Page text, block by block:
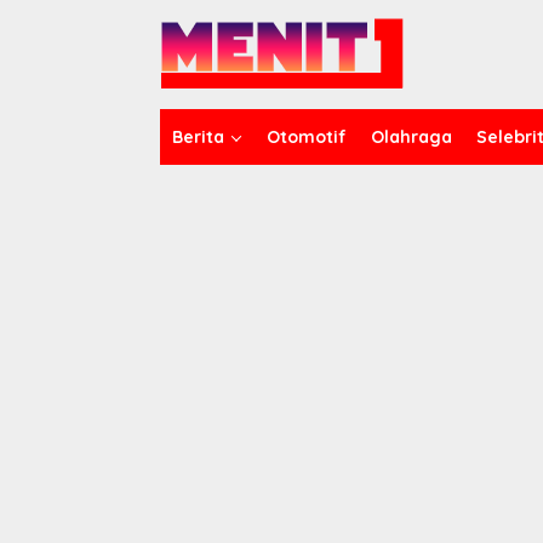
Berita Otomotif Olahraga